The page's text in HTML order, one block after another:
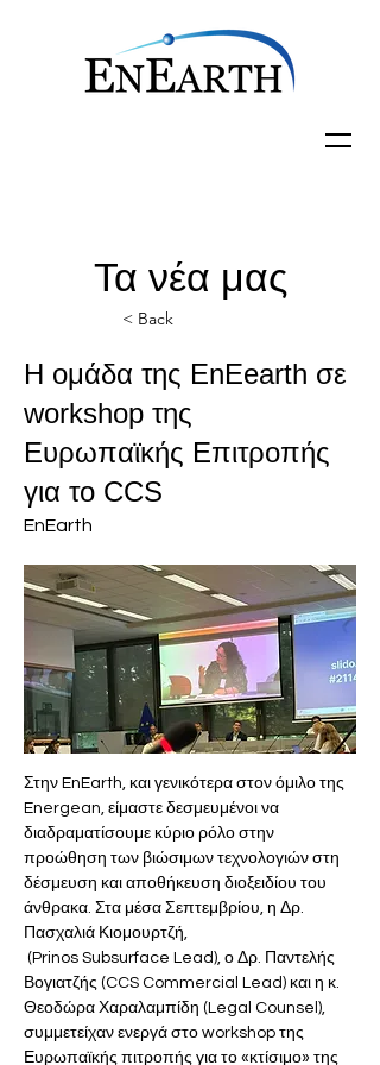
Τα νέα μας
< Back
Η ομάδα της EnEearth σε
workshop της
Ευρωπαϊκής Επιτροπής
για το CCS
EnEarth
Στην EnEarth, και γενικότερα στον όμιλο της
Energean, είμαστε δεσμευμένοι να
διαδραματίσουμε κύριο ρόλο στην
προώθηση των βιώσιμων τεχνολογιών στη
δέσμευση και αποθήκευση διοξειδίου του
άνθρακα. Στα μέσα Σεπτεμβρίου, η Δρ.
Πασχαλιά Κιομουρτζή,
(Prinos Subsurface Lead), ο Δρ. Παντελής
Βογιατζής (CCS Commercial Lead) και η κ.
Θεοδώρα Χαραλαμπίδη (Legal Counsel),
συμμετείχαν ενεργά στο workshop της
Ευρωπαϊκής πιτροπής για το «κτίσιμο» της